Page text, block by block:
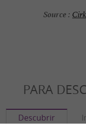
Source :
PARA
Descubrir